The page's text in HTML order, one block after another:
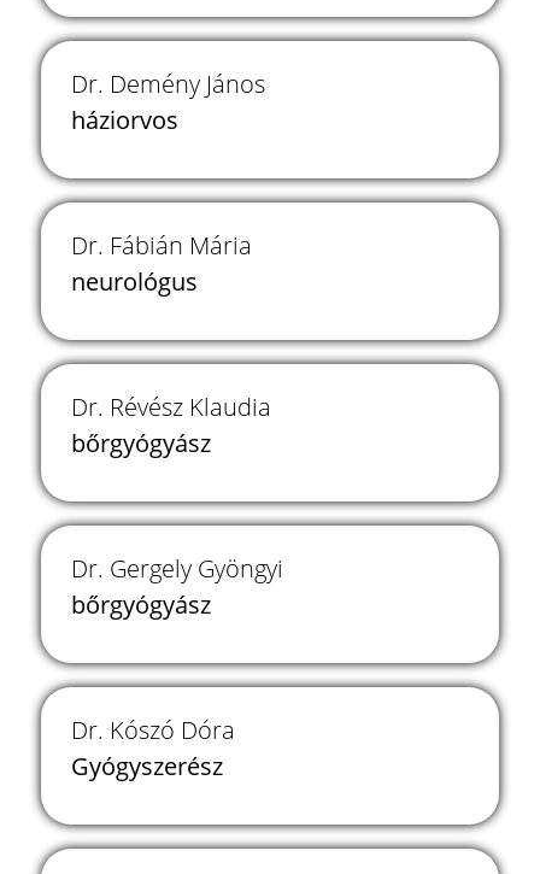
Dr. Demény János
háziorvos
Dr. Fábián Mária
neurológus
Dr. Révész Klaudia
bőrgyógyász
Dr. Gergely Gyöngyi
bőrgyógyász
Dr. Kószó Dóra
Gyógyszerész